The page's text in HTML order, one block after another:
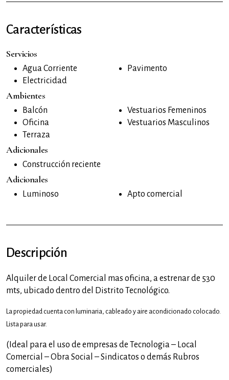
Características
Servicios
Agua Corriente
Electricidad
Pavimento
Ambientes
Balcón
Oficina
Terraza
Vestuarios Femeninos
Vestuarios Masculinos
Adicionales
Construcción reciente
Adicionales
Luminoso Apto comercial
Descripción
Alquiler de Local Comercial mas oficina, a estrenar de 530
mts, ubicado dentro del Distrito Tecnológico.
La propiedad cuenta con luminaria, cableado y aire acondicionado colocado.
Lista para usar.
(Ideal para el uso de empresas de Tecnologia – Local
Comercial – Obra Social – Sindicatos o demás Rubros
comerciales)